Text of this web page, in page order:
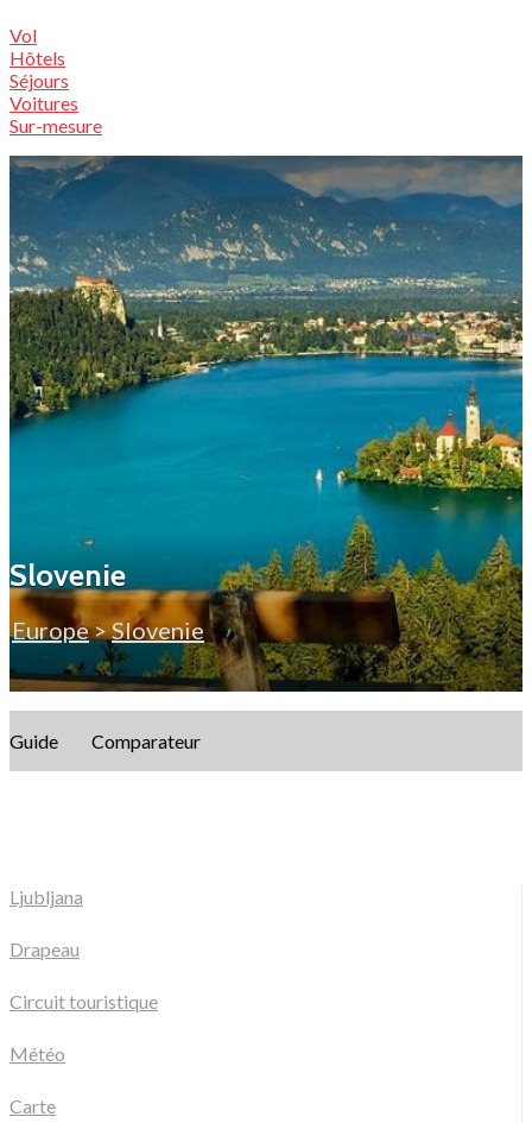
Vol
Hôtels
Séjours
Voitures
Sur-mesure
Slovenie
Europe>Slovenie
Guide Comparateur
Ljubljana
Drapeau
Circuit touristique
Météo
Carte